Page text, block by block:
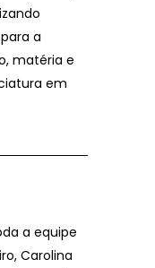
a
matéria e
em
a equipe
Carolina